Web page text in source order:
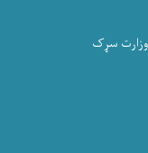
وزارت سړک